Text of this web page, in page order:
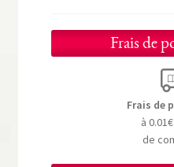
Frais de
Frais de
à 0.01€
de